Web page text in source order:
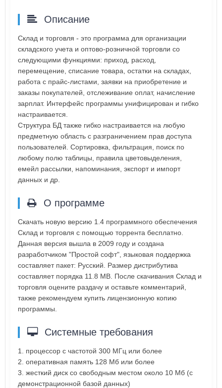
Описание
Склад и торговля - это программа для организации
складского учета и оптово-розничной торговли со
следующими функциями: приход, расход,
перемещение, списание товара, остатки на складах,
работа с прайс-листами, заявки на приобретение и
заказы покупателей, отслеживание оплат, начисление
зарплат. Интерфейс программы унифицирован и гибко
настраивается.
Структура БД также гибко настраивается на любую
предметную область с разграничением прав доступа
пользователей. Сортировка, фильтрация, поиск по
любому полю таблицы, правила цветовыделения,
емейл рассылки, напоминания, экспорт и импорт
данных и др.
О программе
Скачать новую версию 1.4 программного обеспечения
Склад и торговля с помощью торрента бесплатно.
Данная версия вышла в 2009 году и создана
разработчиком "Простой софт", языковая поддержка
составляет пакет: Русский. Размер дистрибутива
составляет порядка 11.8 MB. После скачивания Склад и
торговля оцените раздачу и оставьте комментарий,
также рекомендуем купить лицензионную копию
программы.
Системные требования
1. процессор с частотой 300 МГц или более
2. оперативная память 128 Мб или более
3. жесткий диск со свободным местом около 10 Мб (с
демонстрационной базой данных)